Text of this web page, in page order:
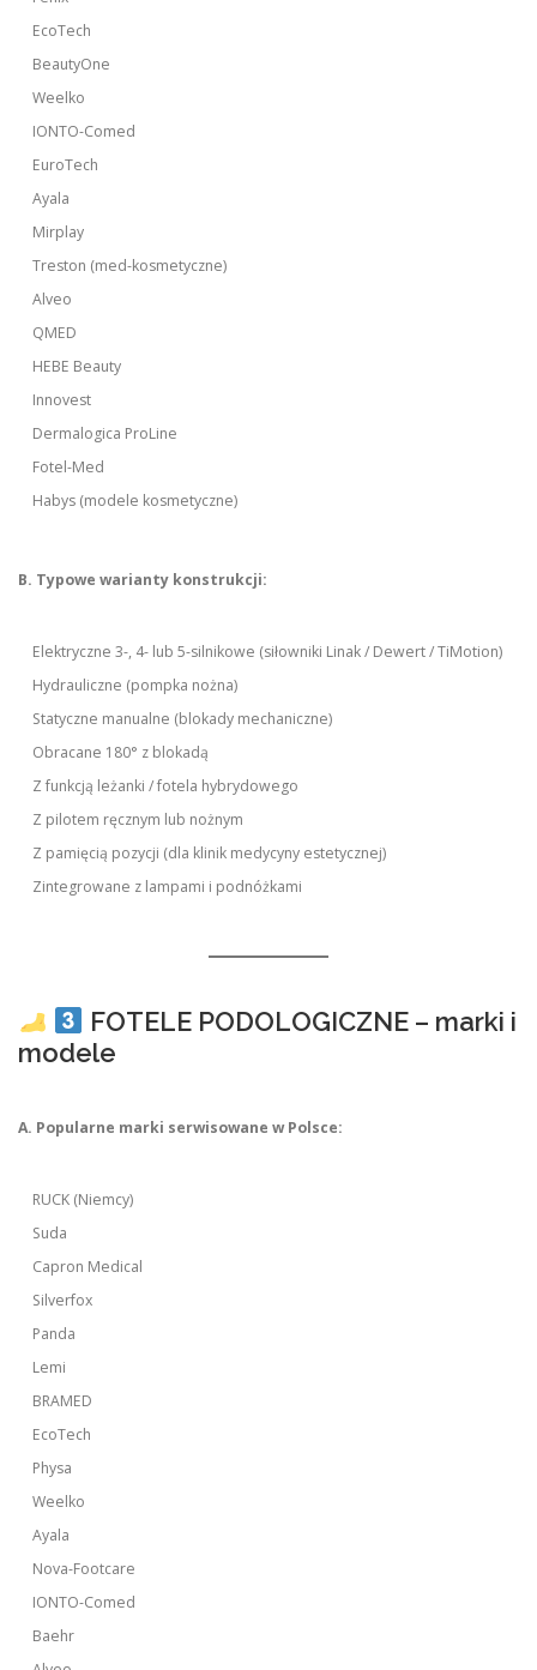
EcoTech
BeautyOne
Weelko
IONTO-Comed
EuroTech
Ayala
Mirplay
Treston (med-kosmetyczne)
Alveo
QMED
HEBE Beauty
Innovest
Dermalogica ProLine
Fotel-Med
Habys (modele kosmetyczne)
B. Typowe warianty konstrukcji:
Elektryczne 3-, 4- lub 5-silnikowe (siłowniki Linak / Dewert / TiMotion)
Hydrauliczne (pompka nożna)
Statyczne manualne (blokady mechaniczne)
Obracane 180° z blokadą
Z funkcją leżanki / fotela hybrydowego
Z pilotem ręcznym lub nożnym
Z pamięcią pozycji (dla klinik medycyny estetycznej)
Zintegrowane z lampami i podnóżkami
FOTELE PODOLOGICZNE – marki i
modele
A. Popularne marki serwisowane w Polsce:
RUCK (Niemcy)
Suda
Capron Medical
Silverfox
Panda
Lemi
BRAMED
EcoTech
Physa
Weelko
Ayala
Nova-Footcare
IONTO-Comed
Baehr